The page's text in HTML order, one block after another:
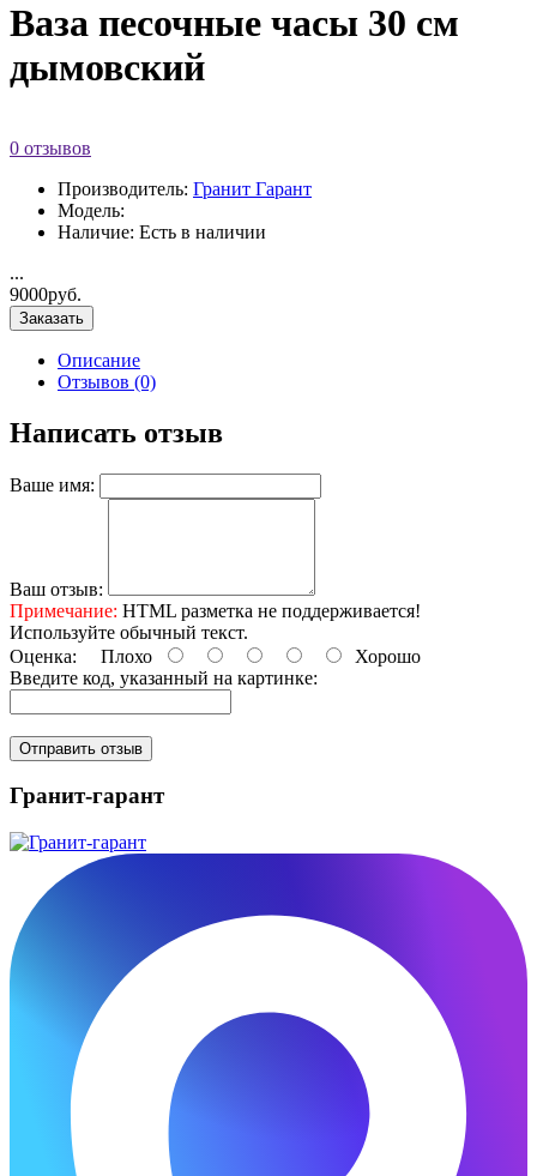
Ваза песочные часы 30 см
дымовский
0 отзывов
Производитель: Гранит Гарант
Модель:
Наличие: Есть в наличии
...
9000руб.
Заказать
Описание
Отзывов (0)
Написать отзыв
Ваше имя:
Ваш отзыв:
Примечание: HTML разметка не поддерживается!
Используйте обычный текст.
Оценка: Плохо
Хорошо
Введите код, указанный на картинке:
Отправить отзыв
Гранит-гарант